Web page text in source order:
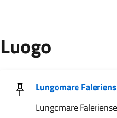
Luogo
Lungomare
Lungomare Faleriense